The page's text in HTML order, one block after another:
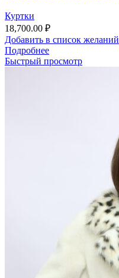
Куртки
18,700.00 ₽
Добавить в список желаний
Подробнее
Быстрый просмотр